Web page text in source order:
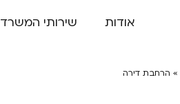
אודות שירותי המשרד
» הרחבת דירה